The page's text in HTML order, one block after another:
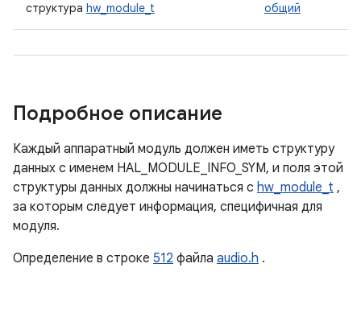
структура hw_module_t общий
Подробное описание
Каждый аппаратный модуль должен иметь структуру
данных с именем HAL_MODULE_INFO_SYM, и поля этой
структуры данных должны начинаться с hw_module_t ,
за которым следует информация, специфичная для
модуля.
Определение в строке 512 файла audio.h .